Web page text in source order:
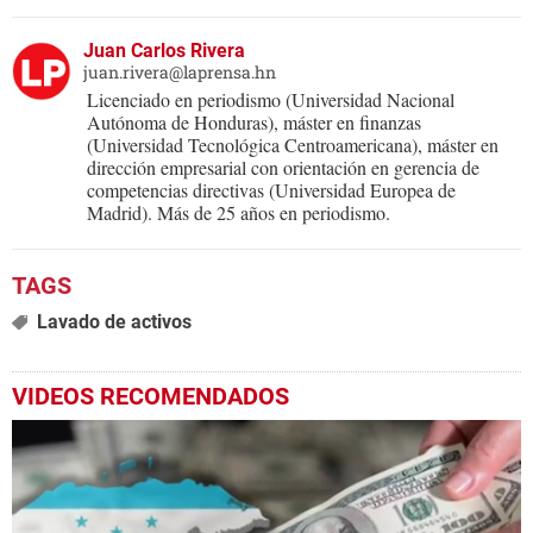
Juan Carlos Rivera
juan.rivera@laprensa.hn
Licenciado en periodismo (Universidad Nacional
Autónoma de Honduras), máster en finanzas
(Universidad Tecnológica Centroamericana), máster en
dirección empresarial con orientación en gerencia de
competencias directivas (Universidad Europea de
Madrid). Más de 25 años en periodismo.
Lavado de activos
VIDEOS RECOMENDADOS